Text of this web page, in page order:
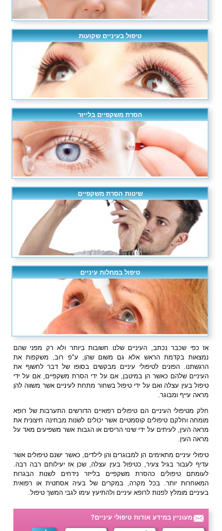
טיפול בעיניים שקועות
הסרת משקפיים בלייזר
שיטות הסרת משקפיים
טיפול במחלות עיניים
אז כפי שכבר נכתב, העיניים שלנו חשובות ביותר ולא רק מפני שהם
נמצאות בקדמת הראש אלא גם משום שהן, ע"פ רוב, משקפות את
הרגשתנו. הפונים לטיפולי עיניים מבקשים בסופו של דבר לחשוף את
העיניים שלהם כאשר הן במיטבן, אם על ידי הסרת משקפיים, אם על ידי
טיפול בעין עצלה ואם על ידי טיפול בשחור מתחת לעיניים אשר משווה להן
מראה עייף ומבוגר.
חלק מטיפולי העיניים הם טיפולים רפואיים הדורשים התערבות של רופא
מומחה וחלקם טיפולים קוסמטיים אשר יכולים לשנות מבחינה חיצונית את
מראה העין, לעיתים על ידי שינוי הריסים או הגבות אשר משפיעים מאד על
מראה העין.
טיפולי עיניים מתאימים הן למבוגרים והן לילדים, כאשר ישנם טיפולים אשר
עדיף לעבור בגיל צעיר, כטיפול בעין עצלה, שכן אז יעילותם רבה רבה.
לעומתם טיפולים כהסרת משקפיים בלייזר נידחים לשנות הבגרות
המאוחרות יותר. בכל מקרה, במקרים של בעיה אסתטית או רפואית
בעיניים מומלץ לפנות לרופא עיניים ולהתיעץ עימו לגבי המשך טיפול.
מעוניין במידע אודות טיפולי עיניים?